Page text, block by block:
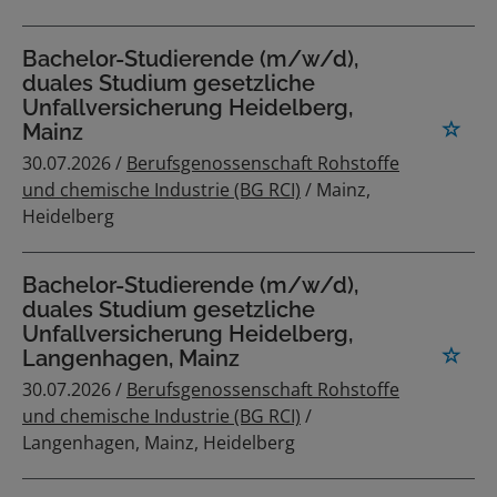
Bachelor-Studierende (m/w/d),
duales Studium gesetzliche
Unfallversicherung Heidelberg,
Mainz
30.07.2026 / Berufsgenossenschaft Rohstoffe
und chemische Industrie (BG RCI) / Mainz,
Heidelberg
Bachelor-Studierende (m/w/d),
duales Studium gesetzliche
Unfallversicherung Heidelberg,
Langenhagen, Mainz
30.07.2026 / Berufsgenossenschaft Rohstoffe
und chemische Industrie (BG RCI) /
Langenhagen, Mainz, Heidelberg